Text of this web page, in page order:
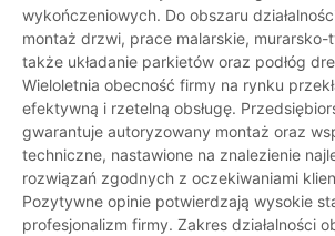
wykończeniowych. Do obszaru
montaż drzwi, prace malarskie, murarsko-
także układanie parkietów oraz podłóg
Wieloletnia obecność firmy na rynku
efektywną i rzetelną obsługę.
gwarantuje autoryzowany montaż oraz
techniczne, nastawione na znalezienie
rozwiązań zgodnych z oczekiwaniami
Pozytywne opinie potwierdzają wysokie
profesjonalizm firmy. Zakres działalności